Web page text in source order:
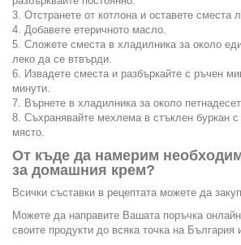
3. Отстранете от котлона и оставете сместа
4. Добавете етеричното масло.
5. Сложете сместа в хладилника за около
леко да се втвърди.
6. Извадете сместа и разбъркайте с ръчен
минути.
7. Върнете в хладилника за около
8. Съхранявайте мехлема в стъклен буркан
място.
От къде да намерим
за домашния крем?
Всички съставки в рецептата можете да
Можете да направите Вашата поръчка
своите продукти до всяка точка на България